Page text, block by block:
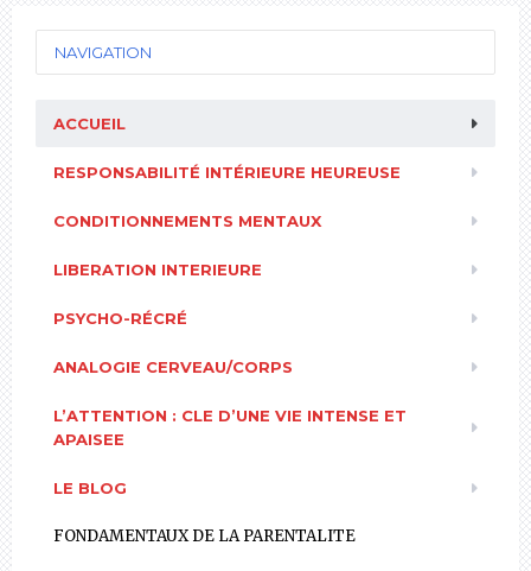
NAVIGATION
ACCUEIL
RESPONSABILITÉ INTÉRIEURE HEUREUSE
CONDITIONNEMENTS MENTAUX
LIBERATION INTERIEURE
PSYCHO-RÉCRÉ
ANALOGIE CERVEAU/CORPS
L’ATTENTION : CLE D’UNE VIE INTENSE ET
APAISEE
LE BLOG
FONDAMENTAUX DE LA PARENTALITE